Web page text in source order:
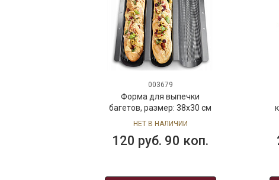
003679
Форма для выпечки
багетов, размер: 38х30 см
НЕТ В НАЛИЧИИ
120 руб. 90 коп.